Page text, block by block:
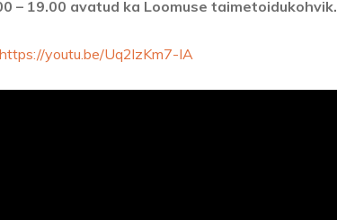
– 19.00 avatud ka Loomuse taimetoidukohvik.
https://youtu.be/Uq2lzKm7-IA